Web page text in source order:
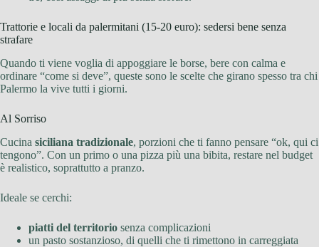
Trattorie e locali da palermitani (15-20 euro): sedersi bene senza
strafare
Quando ti viene voglia di appoggiare le borse, bere con calma e
ordinare “come si deve”, queste sono le scelte che girano spesso tra chi
Palermo la vive tutti i giorni.
Al Sorriso
Cucina siciliana tradizionale, porzioni che ti fanno pensare “ok, qui ci
tengono”. Con un primo o una pizza più una bibita, restare nel budget
è realistico, soprattutto a pranzo.
Ideale se cerchi:
piatti del territorio senza complicazioni
un pasto sostanzioso, di quelli che ti rimettono in carreggiata